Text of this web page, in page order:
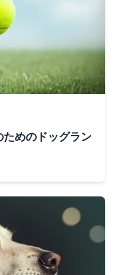
めのドッグラン